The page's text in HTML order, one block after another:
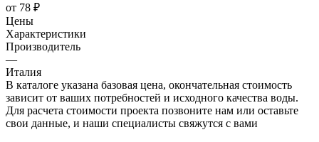
от 78 ₽
Цены
Характеристики
Производитель
—
Италия
В каталоге указана базовая цена, окончательная стоимость
зависит от ваших потребностей и исходного качества воды.
Для расчета стоимости проекта позвоните нам или оставьте
свои данные, и наши специалисты свяжутся с вами